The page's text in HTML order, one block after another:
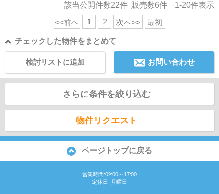
該当公開件数22件 販売数6件 1-20件表示
<<前へ 1 2 次へ>> 最初
チェックした物件をまとめて
お問い合わせ
検討リストに追加
さらに条件を絞り込む
物件リクエスト
ページトップに戻る
営業時間:09:00～17:00
定休日: 月曜日